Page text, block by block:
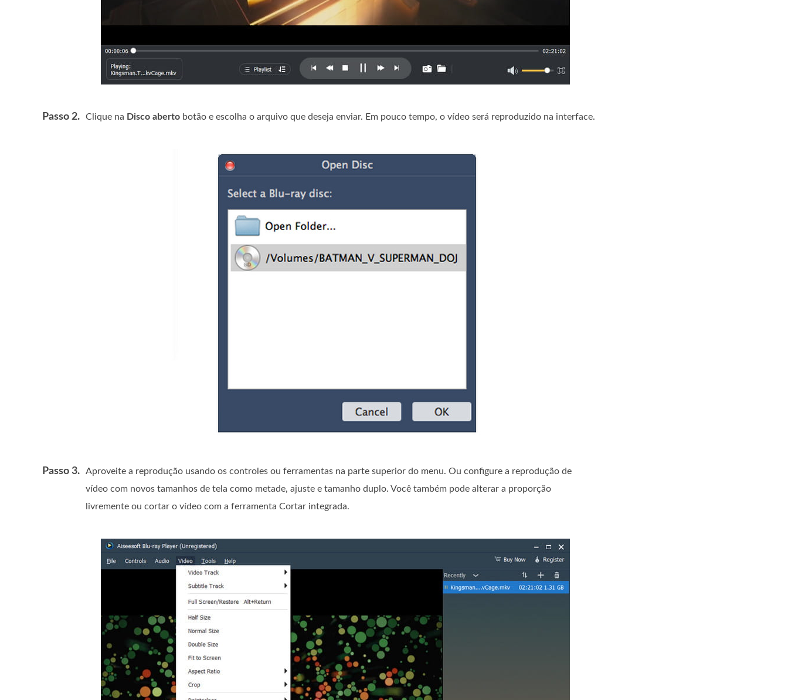
Passo 2. Clique na Disco aberto botão e escolha o arquivo que deseja enviar. Em pouco tempo, o vídeo será reproduzido na interface.
Passo 3.
Aproveite a reprodução usando os controles ou ferramentas na parte superior do menu. Ou configure a reprodução de
vídeo com novos tamanhos de tela como metade, ajuste e tamanho duplo. Você também pode alterar a proporção
livremente ou cortar o vídeo com a ferramenta Cortar integrada.